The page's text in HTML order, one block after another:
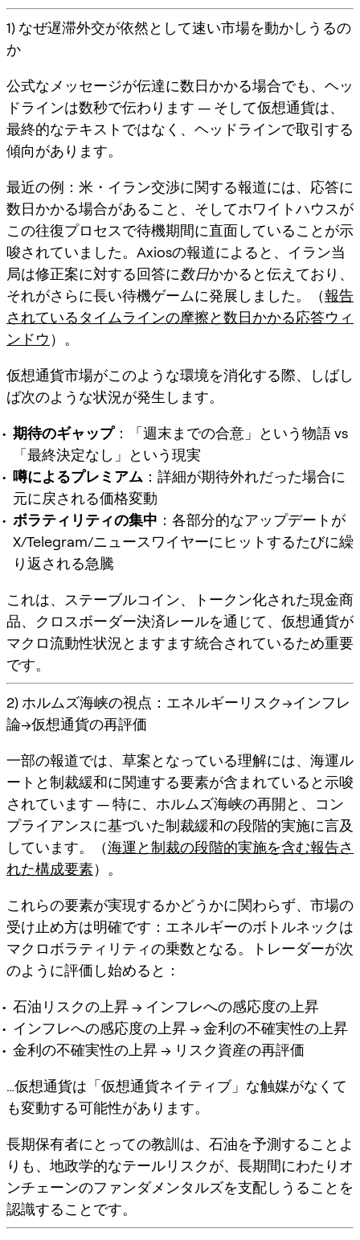
1) なぜ遅滞外交が依然として速い市場を動かしうるの
か
公式なメッセージが伝達に数日かかる場合でも、 ヘッ
ドラインは数秒で伝わります — そして仮想通貨は、
最終的なテキストではなく、ヘッドラインで取引する
傾向があります。
最近の例：米・イラン交渉に関する報道には、 応答に
数日かかる場合があること、そしてホワイトハウスが
この往復プロセスで待機期間に直面していることが示
唆されていました。Axiosの報道によると、イラン当
局は修正案に対する回答に数日かかると伝えており、
それがさらに長い待機ゲームに発展しました。（報告
されているタイムラインの摩擦と数日かかる応答ウィ
ンドウ ）。
仮想通貨市場がこのような環境を消化する際、しばし
ば次のような状況が発生します。
期待のギャップ：「週末までの合意」という物語 vs
「最終決定なし」という現実
噂によるプレミアム ：詳細が期待外れだった場合に
元に戻される価格変動
ボラティリティの集中 ：各部分的なアップデートが
X/Telegram/ニュースワイヤーにヒットするたびに繰
り返される急騰
これは、ステーブルコイン、トークン化された現金商
品、クロスボーダー決済レールを通じて、仮想通貨が
マクロ流動性状況とますます統合されているため重要
です。
2) ホルムズ海峡の視点：エネルギーリスク→インフレ
論→仮想通貨の再評価
一部の報道では、草案となっている理解には、 海運ル
ートと制裁緩和に関連する要素が含まれていると示唆
されています — 特に、 ホルムズ海峡の再開と、コン
プライアンスに基づいた制裁緩和の段階的実施に言及
しています。（海運と制裁の段階的実施を含む報告さ
れた構成要素）。
これらの要素が実現するかどうかに関わらず、市場の
受け止め方は明確です： エネルギーのボトルネックは
マクロボラティリティの乗数となる。トレーダーが次
のように評価し始めると：
石油リスクの上昇 → インフレへの感応度の上昇
インフレへの感応度の上昇 → 金利の不確実性の上昇
金利の不確実性の上昇 → リスク資産の再評価
…仮想通貨は「仮想通貨ネイティブ」な触媒がなくて
も変動する可能性があります。
長期保有者にとっての教訓は、石油を予測することよ
りも、 地政学的なテールリスクが、長期間にわたりオ
ンチェーンのファンダメンタルズを支配しうることを
認識することです。